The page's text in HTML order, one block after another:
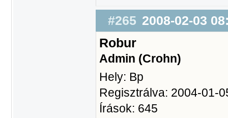
#265 2008-02-03
Robur
Admin (Crohn)
Hely: Bp
Regisztrálva: 2004-01-
Írások: 645